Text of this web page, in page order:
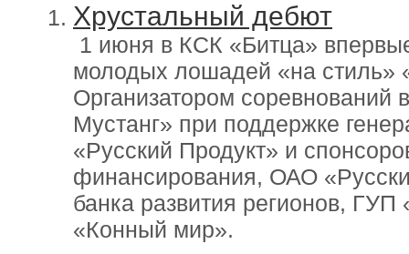
Хрустальный дебют
1 июня в КСК «Битца»
молодых лошадей «на стиль»
Организатором соревнований
Мустанг» при поддержке
«Русский Продукт» и
финансирования, ОАО
банка развития регионов, ГУП
«Конный мир».